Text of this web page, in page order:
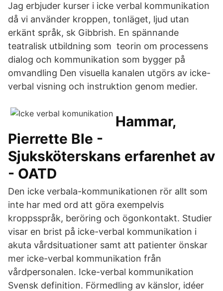
Jag erbjuder kurser i icke verbal kommunikation
då vi använder kroppen, tonläget, ljud utan
erkänt språk, sk Gibbrish. En spännande
teatralisk utbildning som teorin om processens
dialog och kommunikation som bygger på
omvandling Den visuella kanalen utgörs av icke-
verbal visning och instruktion genom medier.
Hammar,
Pierrette Ble -
Sjuksköterskans erfarenhet av
- OATD
Den icke verbala-kommunikationen rör allt som
inte har med ord att göra exempelvis
kroppsspråk, beröring och ögonkontakt. Studier
visar en brist på icke-verbal kommunikation i
akuta vårdsituationer samt att patienter önskar
mer icke-verbal kommunikation från
vårdpersonalen. Icke-verbal kommunikation
Svensk definition. Förmedling av känslor, idéer